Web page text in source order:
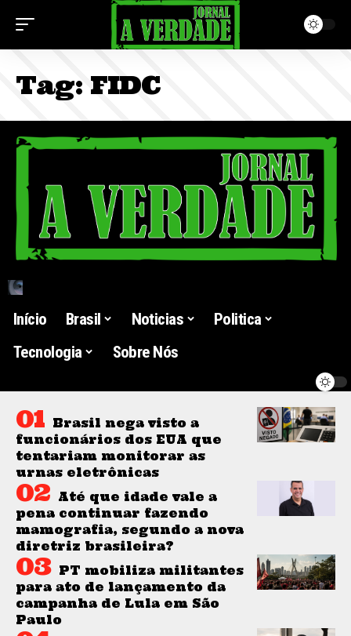
Tag: FIDC
Início Brasil Noticias
Politica
Tecnologia
Sobre Nós
Brasil nega visto a
funcionários dos EUA que
tentariam monitorar as
urnas eletrônicas
Até que idade vale a
pena continuar fazendo
mamografia, segundo a nova
diretriz brasileira?
PT mobiliza militantes
para ato de lançamento da
campanha de Lula em São
Paulo